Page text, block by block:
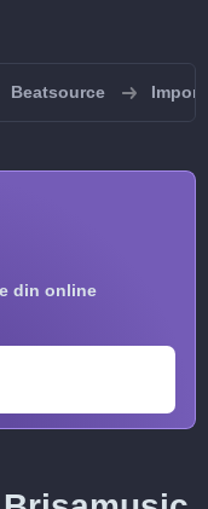
Beatsource
din online